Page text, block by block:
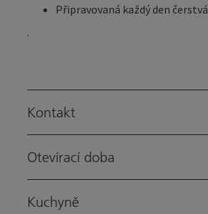
Připravovaná každý den čerstvá
.
Kontakt
Otevírací doba
Kuchyně